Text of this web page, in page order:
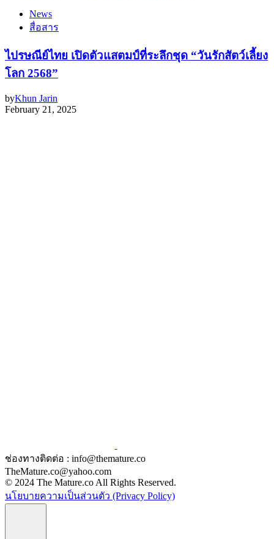
News
สื่อสาร
ไปรษณีย์ไทย เปิดตัวแสตมป์ที่ระลึกชุด “วันรักสัตว์เลี้ยง
โลก 2568”
byKhun Jarin
February 21, 2025
ช่องทางติดต่อ : info@themature.co
TheMature.co@yahoo.com
© 2024 The Mature.co All Rights Reserved.
นโยบายความเป็นส่วนตัว (Privacy Policy)